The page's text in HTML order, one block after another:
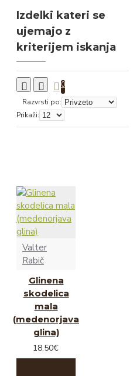
Izdelki kateri se
ujemajo z
kriterijem iskanja
0
Razvrsti po:
Prikaži:
Valter
Rabič
Glinena
skodelica
mala
(medenorjava
glina)
18.50€